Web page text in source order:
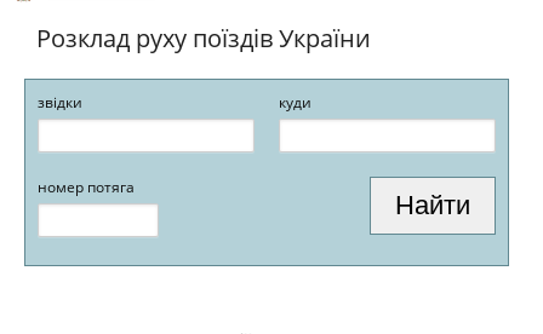
Розклад руху поїздів України
звідки куди
номер потяга